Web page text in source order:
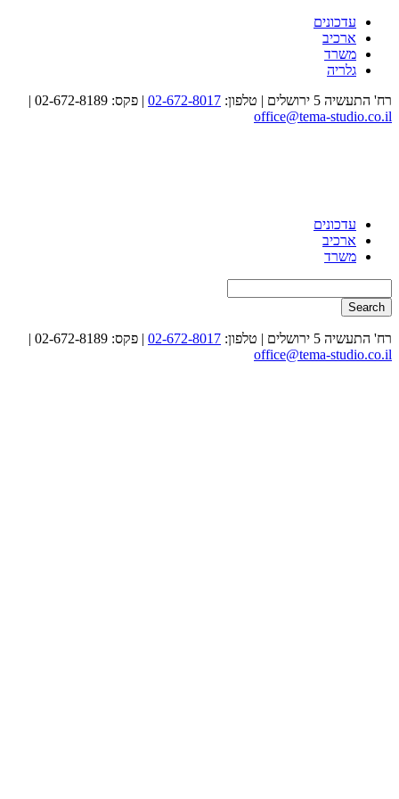
עדכונים
ארכיב
משרד
גלריה
רח' התעשיה 5 ירושלים
| טלפון: 02-672-8017 | פקס: 02-672-8189
|
office@tema-studio.co.il
עדכונים
ארכיב
משרד
רח' התעשיה 5 ירושלים | טלפון: 02-672-8017 | פקס: 02-672-8189
|
office@tema-studio.co.il